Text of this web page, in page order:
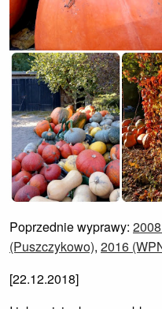
Poprzednie wyprawy:
(Puszczykowo), 2016
[22.12.2018]